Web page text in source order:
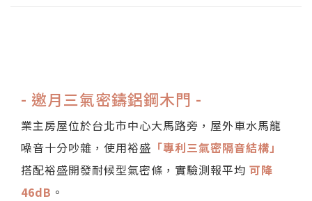
- 邀月三氣密鑄鋁鋼木門 -
業主房屋位於台北市中心大馬路旁，屋外車水馬龍
噪音十分吵雜，使用裕盛 「專利三氣密隔音結構」
搭配裕盛開發耐候型氣密條，實驗測報平均 可降
46dB 。